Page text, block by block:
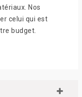
Nos
celui qui est
budget.